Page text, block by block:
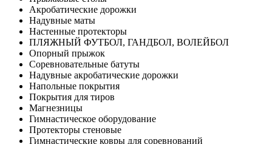
Акробатические дорожки
Надувные маты
Настенные протекторы
ПЛЯЖНЫЙ ФУТБОЛ, ГАНДБОЛ, ВОЛЕЙБОЛ
Опорный прыжок
Соревновательные батуты
Надувные акробатические дорожки
Напольные покрытия
Покрытия для тиров
Магнезницы
Гимнастическое оборудование
Протекторы стеновые
Гимнастические ковры для соревнований